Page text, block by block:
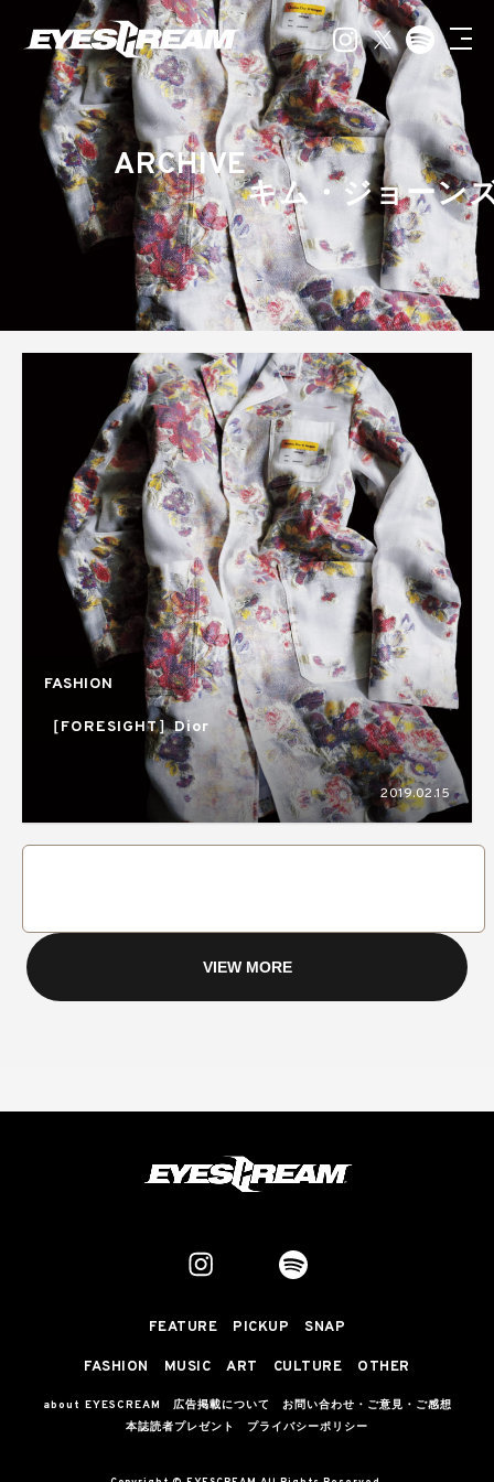
ARCHIVE
キム・ジョーン
FASHION
［FORESIGHT］Dior
2019.02.15
VIEW MORE
FEATURE PICKUP SNAP
FASHION MUSIC ART CULTURE OTHER
about EYESCREAM 広告掲載について
お問い合わせ・ご意見・ご感想
本誌読者プレゼント
プライバシーポリシー